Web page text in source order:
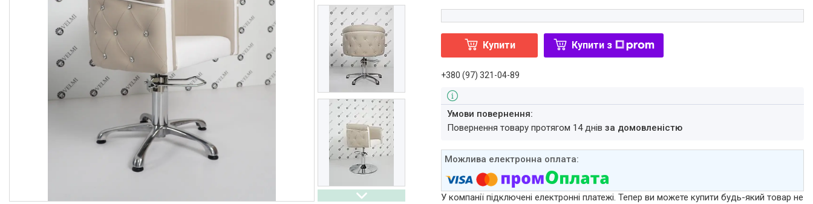
Купити Купити з
+380 (97) 321-04-89
повернення товару протягом 14 днівза домовленістю
У компанії підключені електронні платежі. Тепер ви можете купити будь-який товар не